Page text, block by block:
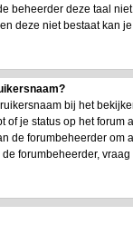
beheerder deze taal
deze niet bestaat kan
bij het
je status op het
de forumbeheerder
forumbeheerder,